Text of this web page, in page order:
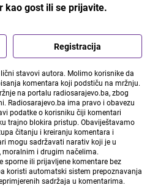
kao gost ili se prijavite.
Registracija
stavovi autora. Molimo korisnike da
komentara koji podstiču na mržnju.
na portalu radiosarajevo.ba, zbog
Radiosarajevo.ba ima pravo i obavezu
podatke o korisniku čiji komentari
trajno blokira pristup. Obaviještavamo
čitanju i kreiranju komentara i
mogu sadržavati narativ koji je u
i drugim načelima.
sporne ili prijavljene komentare bez
koristi automatski sistem prepoznavanja
sadržaja u komentarima.